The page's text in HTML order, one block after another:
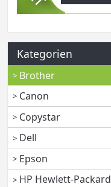
Kategorien
Brother
Canon
Copystar
Dell
Epson
HP Hewlett-Packard